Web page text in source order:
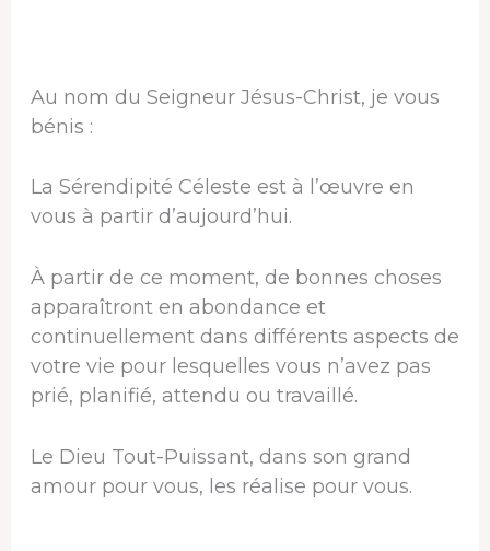
Au nom du Seigneur Jésus-Christ, je vous
bénis :
La Sérendipité Céleste est à l’œuvre en
vous à partir d’aujourd’hui.
À partir de ce moment, de bonnes choses
apparaîtront en abondance et
continuellement dans différents aspects de
votre vie pour lesquelles vous n’avez pas
prié, planifié, attendu ou travaillé.
Le Dieu Tout-Puissant, dans son grand
amour pour vous, les réalise pour vous.